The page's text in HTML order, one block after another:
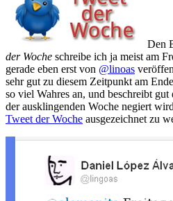
Den
der Woche schreibe ich ja meist am
gerade eben erst von @linoas
sehr gut zu diesem Zeitpunkt am
so viel Wahres an, und beschreibt
der ausklingenden Woche negiert
Tweet der Woche ausgezeichnet zu